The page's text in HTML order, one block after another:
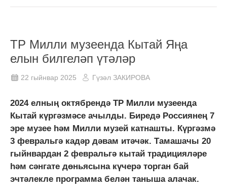
ТР Милли музеенда Кытай Яңа
елын билгеләп үтәләр
22 гыйнвар 2025 Гүзәл ЗАКИРОВА
2024 елның октябрендә ТР Милли музеенда
Кытай күргәзмәсе ачылды. Биредә Россиянең 7
эре музее һәм Милли музей катнашты. Күргәзмә
3 февральгә кадәр дәвам итәчәк. Тамашачы 20
гыйнвардан 2 февральгә кытай традицияләре
һәм сәнгате дөньясына күчерә торган бай
эчтәлекле программа белән таныша алачак.